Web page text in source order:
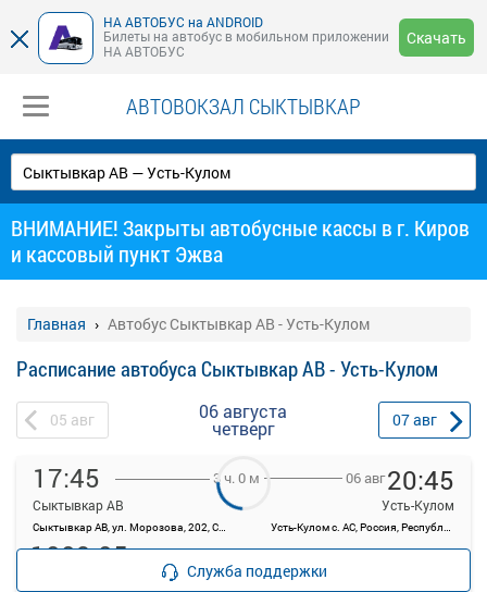
НА АВТОБУС на ANDROID
Билеты на автобус в мобильном приложении
НА АВТОБУС
Скачать
АВТОВОКЗАЛ СЫКТЫВКАР
ВНИМАНИЕ! Закрыты автобусные кассы в г. Киров
и кассовый пункт Эжва
Главная Автобус Сыктывкар АВ - Усть-Кулом
Расписание автобуса Сыктывкар АВ - Усть-Кулом
05 авг 06 августа
четверг 07авг
17:45
Сыктывкар АВ
Сыктывкар АВ, ул. Морозова, 202, Сыктывкар
3 ч. 0 м 06 авг20:45
Усть-Кулом
Усть-Кулом с. АС, Россия, Республика Коми, Усть-Куломский район, село Усть-Кулом, Советская ул, 33д
1009.05
Выбрать
Служба поддержки